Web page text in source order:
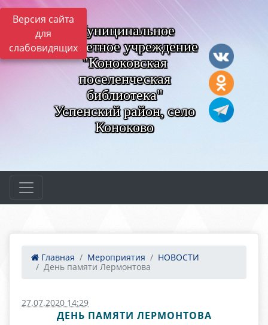
Версия сайта
для
слабовидящих
Муниципальное
бюджетное учреждение
"Коноковская
поселенческая
библиотека"
Успенский район, село
Коноково
Главная Мероприятия
НОВОСТИ
День памяти Лермонтова
27.07.2020 14:29
ДЕНЬ ПАМЯТИ ЛЕРМОНТОВА